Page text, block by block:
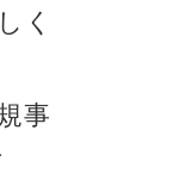
く
事